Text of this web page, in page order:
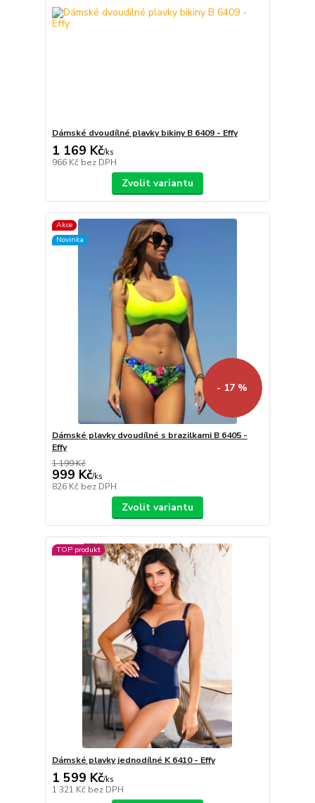
Dámské dvoudílné plavky bikiny B 6409 - Effy
1 169 Kč/ks
966 Kč bez DPH
Zvolit variantu
Akce
Novinka
- 17 %
Dámské plavky dvoudílné s brazilkami B 6405 -
Effy
1 199 Kč
999 Kč/ks
826 Kč bez DPH
Zvolit variantu
TOP produkt
Dámské plavky jednodílné K 6410 - Effy
1 599 Kč/ks
1 321 Kč bez DPH